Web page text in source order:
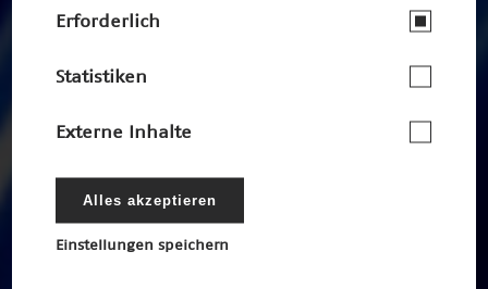
Erforderlich
Statistiken
Externe Inhalte
Alles akzeptieren
Einstellungen speichern